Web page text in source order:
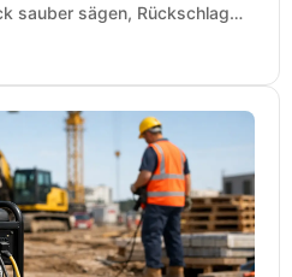
sauber sägen, Rückschlag